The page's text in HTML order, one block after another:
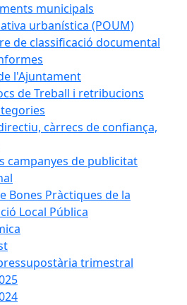
municipals
urbanística (POUM)
de classificació documental
l'Ajuntament
de Treball i retribucions
càrrecs de confiança,
campanyes de publicitat
Bones Pràctiques de la
Local Pública
trimestral